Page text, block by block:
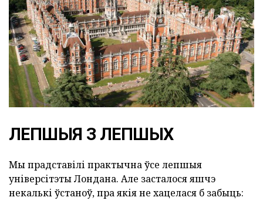
ЛЕПШЫЯ З ЛЕПШЫХ
Мы прадставілі практычна ўсе лепшыя
універсітэты Лондана. Але засталося яшчэ
некалькі ўстаноў, пра якія не хацелася б забыць: